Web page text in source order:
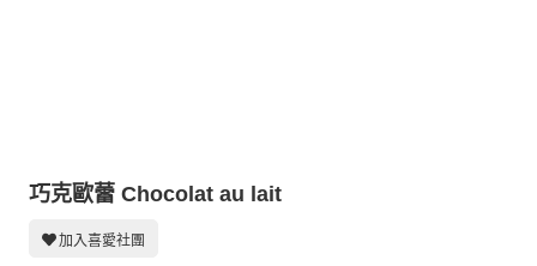
交流中心
攤位轉讓區
巧克歐蕾 Chocolat au lait
加入喜愛社團